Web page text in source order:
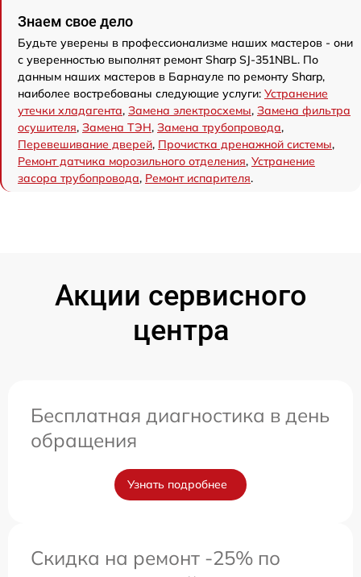
Знаем свое дело
Будьте уверены в профессионализме наших мастеров - они
с уверенностью выполнят ремонт Sharp SJ-351NBL. По
данным наших мастеров в Барнауле по ремонту Sharp,
наиболее востребованы следующие услуги: Устранение
утечки хладагента, Замена электросхемы, Замена фильтра
осушителя, Замена ТЭН, Замена трубопровода,
Перевешивание дверей, Прочистка дренажной системы,
Ремонт датчика морозильного отделения, Устранение
засора трубопровода, Ремонт испарителя.
Акции сервисного
центра
Бесплатная диагностика в день
обращения
Узнать подробнее
Скидка на ремонт -25% по